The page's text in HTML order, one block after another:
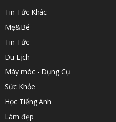
Tin Tức Khác
Mẹ&Bé
Tin Tức
Du Lịch
Máy móc - Dụng Cụ
Sức Khỏe
Học Tiếng Anh
Làm đẹp